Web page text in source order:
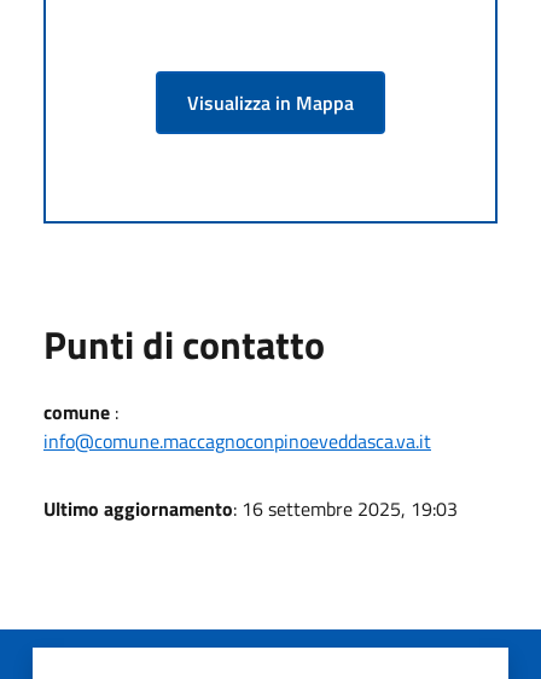
Visualizza in Mappa
Punti di contatto
comune :
info@comune.maccagnoconpinoeveddasca.va.it
Ultimo aggiornamento: 16 settembre 2025, 19:03